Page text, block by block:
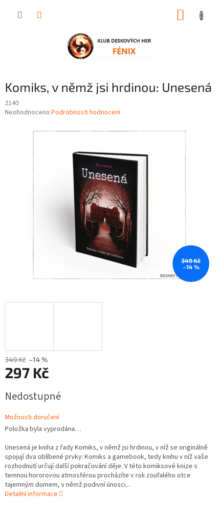
Komiks, v němž jsi hrdinou: Unesená
2140
Průměrné
hvězdiček.
Neohodnoceno Podrobnosti hodnocení
349 Kč
–14 %
349 Kč –14 %
297 Kč
cena:
Nedostupné
Možnosti doručení
Položka byla vyprodána…
Unesená je kniha z řady Komiks, v němž jsi hrdinou, v níž se originálně
spojují dva oblíbené prvky: Komiks a gamebook, tedy knihu v níž vaše
rozhodnutí určují další pokračování děje. V této komiksové knize s
temnou hororovou atmosférou procházíte v roli zoufalého otce
tajemným domem, v němž podivní únosci...
Detailní informace